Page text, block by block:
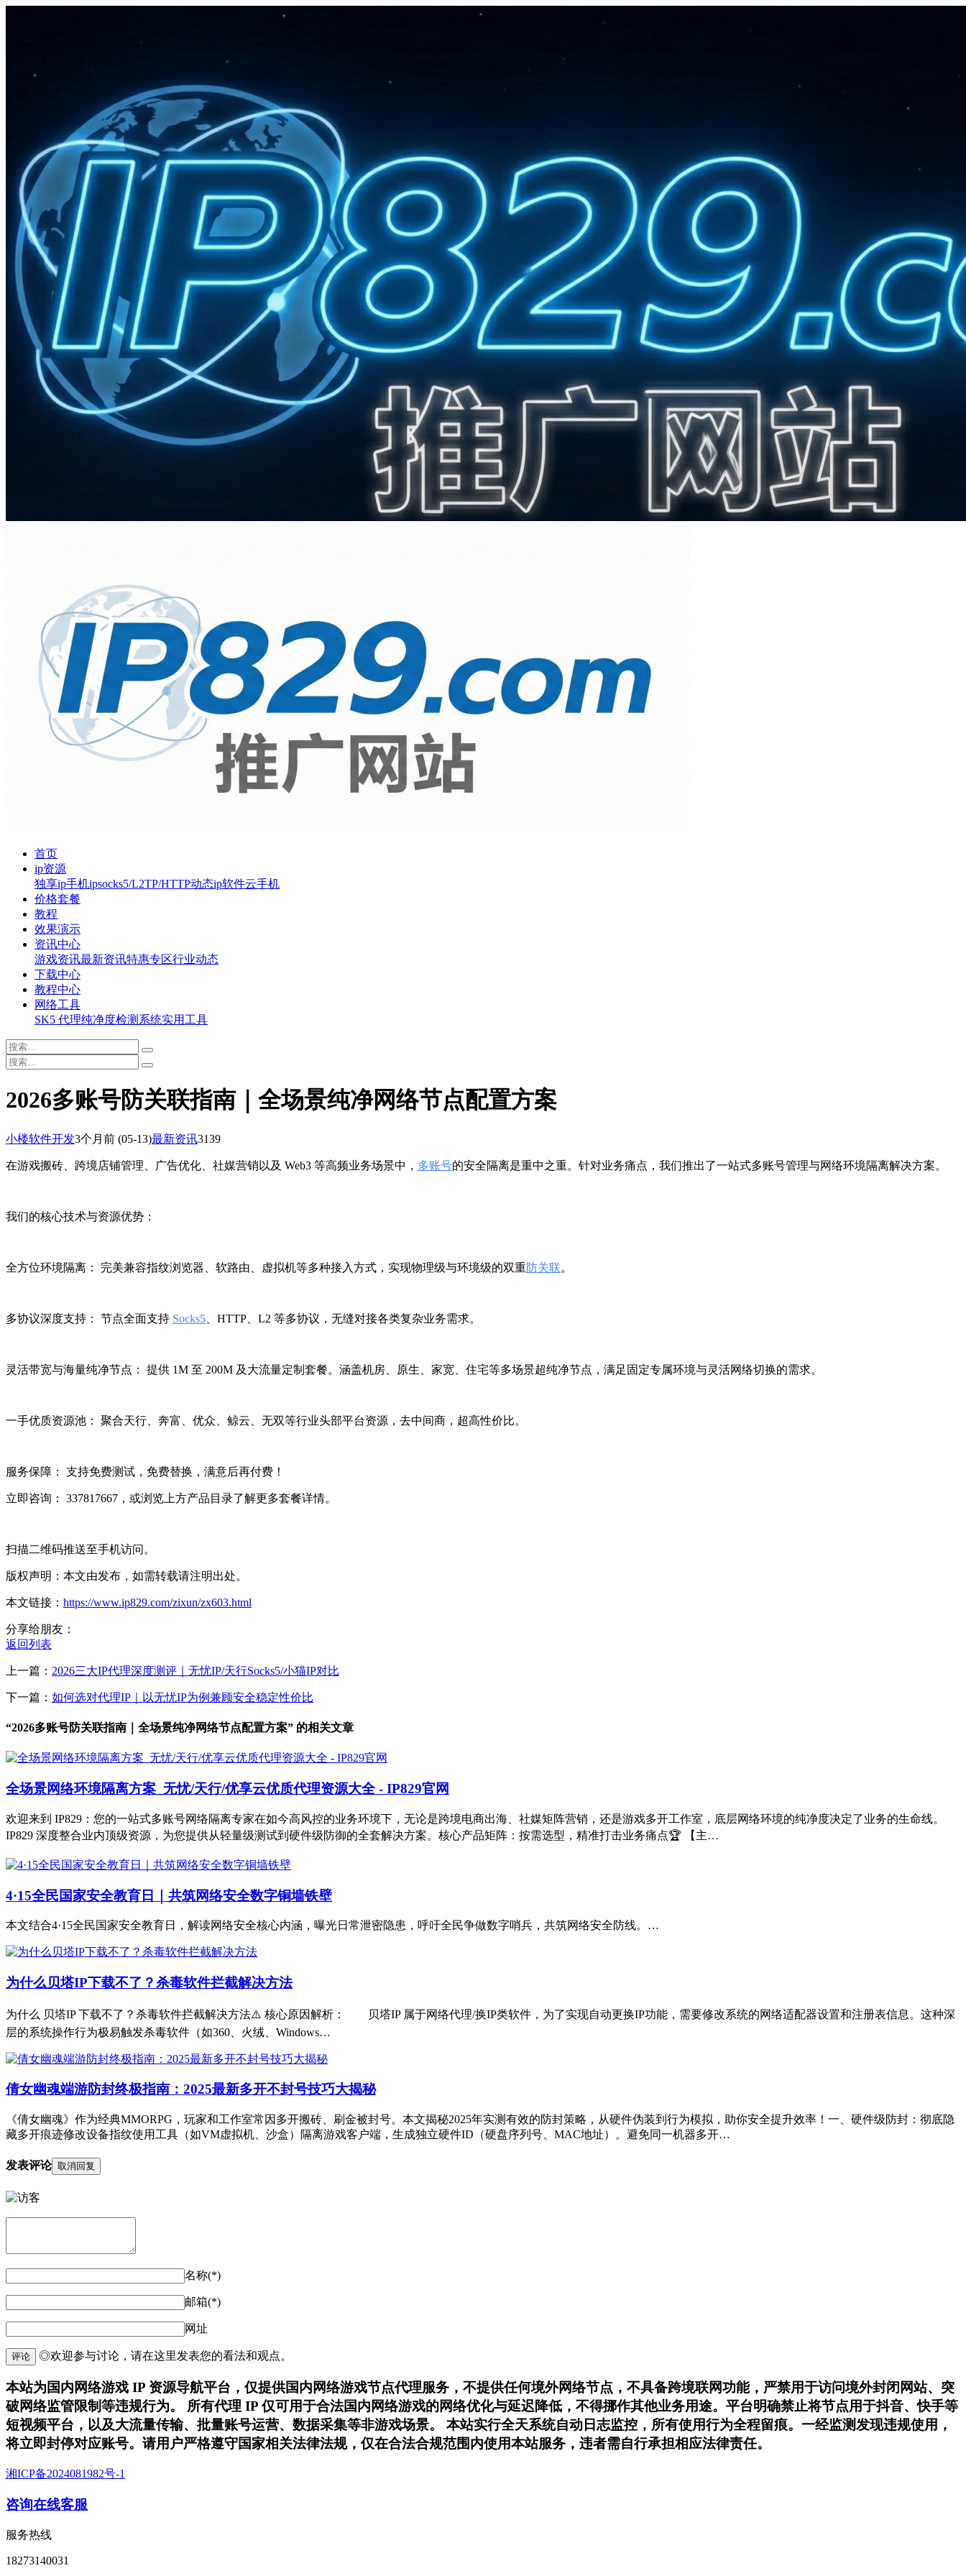
首页
ip资源
独享ip手机ipsocks5/L2TP/HTTP动态ip软件云手机
价格套餐
教程
效果演示
资讯中心
游戏资讯最新资讯特惠专区行业动态
下载中心
教程中心
网络工具
SK5 代理纯净度检测系统实用工具
2026多账号防关联指南｜全场景纯净网络节点配置方案
小楼软件开发3个月前 (05-13)最新资讯3139
在游戏搬砖、跨境店铺管理、广告优化、社媒营销以及 Web3 等高频业务场景中， 多账号的安全隔离是重中之重。针对业务痛点，我们推出了一站式多账号管理与网络环境隔离解决方案。
我们的核心技术与资源优势：
全方位环境隔离： 完美兼容指纹浏览器、软路由、虚拟机等多种接入方式，实现物理级与环境级的双重防关联。
多协议深度支持： 节点全面支持 Socks5 、HTTP、L2 等多协议，无缝对接各类复杂业务需求。
灵活带宽与海量纯净节点： 提供 1M 至 200M 及大流量定制套餐。涵盖机房、原生、家宽、住宅等多场景超纯净节点，满足固定专属环境与灵活网络切换的需求。
一手优质资源池： 聚合天行、奔富、优众、鲸云、无双等行业头部平台资源，去中间商，超高性价比。
服务保障： 支持免费测试，免费替换，满意后再付费！
立即咨询： 337817667，或浏览上方产品目录了解更多套餐详情。
扫描二维码推送至手机访问。
版权声明：本文由发布，如需转载请注明出处。
本文链接： https://www.ip829.com/zixun/zx603.html
分享给朋友：
返回列表
上一篇： 2026三大IP代理深度测评｜无忧IP/天行Socks5/小猫IP对比
下一篇： 如何选对代理IP｜以无忧IP为例兼顾安全稳定性价比
“2026多账号防关联指南｜全场景纯净网络节点配置方案” 的相关文章
全场景网络环境隔离方案_无忧/天行/优享云优质代理资源大全 - IP829官网
欢迎来到 IP829：您的一站式多账号网络隔离专家在如今高风控的业务环境下，无论是跨境电商出海、社媒矩阵营销，还是游戏多开工作室，底层网络环境的纯净度决定了业务的生命线。
IP829 深度整合业内顶级资源，为您提供从轻量级测试到硬件级防御的全套解决方案。核心产品矩阵：按需选型，精准打击业务痛点🏆 【主…
4·15全民国家安全教育日｜共筑网络安全数字铜墙铁壁
本文结合4·15全民国家安全教育日，解读网络安全核心内涵，曝光日常泄密隐患，呼吁全民争做数字哨兵，共筑网络安全防线。…
为什么贝塔IP下载不了？杀毒软件拦截解决方法
为什么 贝塔IP 下载不了？杀毒软件拦截解决方法⚠️ 核心原因解析： 贝塔IP 属于网络代理/换IP类软件，为了实现自动更换IP功能，需要修改系统的网络适配器设置和注册表信息。这种深
层的系统操作行为极易触发杀毒软件（如360、火绒、Windows…
倩女幽魂端游防封终极指南：2025最新多开不封号技巧大揭秘
《倩女幽魂》作为经典MMORPG，玩家和工作室常因多开搬砖、刷金被封号。本文揭秘2025年实测有效的防封策略，从硬件伪装到行为模拟，助你安全提升效率！一、硬件级防封：彻底隐
藏多开痕迹修改设备指纹使用工具（如VM虚拟机、沙盒）隔离游戏客户端，生成独立硬件ID（硬盘序列号、MAC地址）。避免同一机器多开…
发表评论 取消回复
名称(*)
邮箱(*)
网址
评论 ◎欢迎参与讨论，请在这里发表您的看法和观点。
本站为国内网络游戏 IP 资源导航平台，仅提供国内网络游戏节点代理服务，不提供任何境外网络节点，不具备跨境联网功能，严禁用于访问境外封闭网站、突
破网络监管限制等违规行为。 所有代理 IP 仅可用于合法国内网络游戏的网络优化与延迟降低，不得挪作其他业务用途。平台明确禁止将节点用于抖音、快手等
短视频平台，以及大流量传输、批量账号运营、数据采集等非游戏场景。 本站实行全天系统自动日志监控，所有使用行为全程留痕。一经监测发现违规使用，
将立即封停对应账号。请用户严格遵守国家相关法律法规，仅在合法合规范围内使用本站服务，违者需自行承担相应法律责任。
湘ICP备2024081982号-1
咨询在线客服
服务热线
18273140031